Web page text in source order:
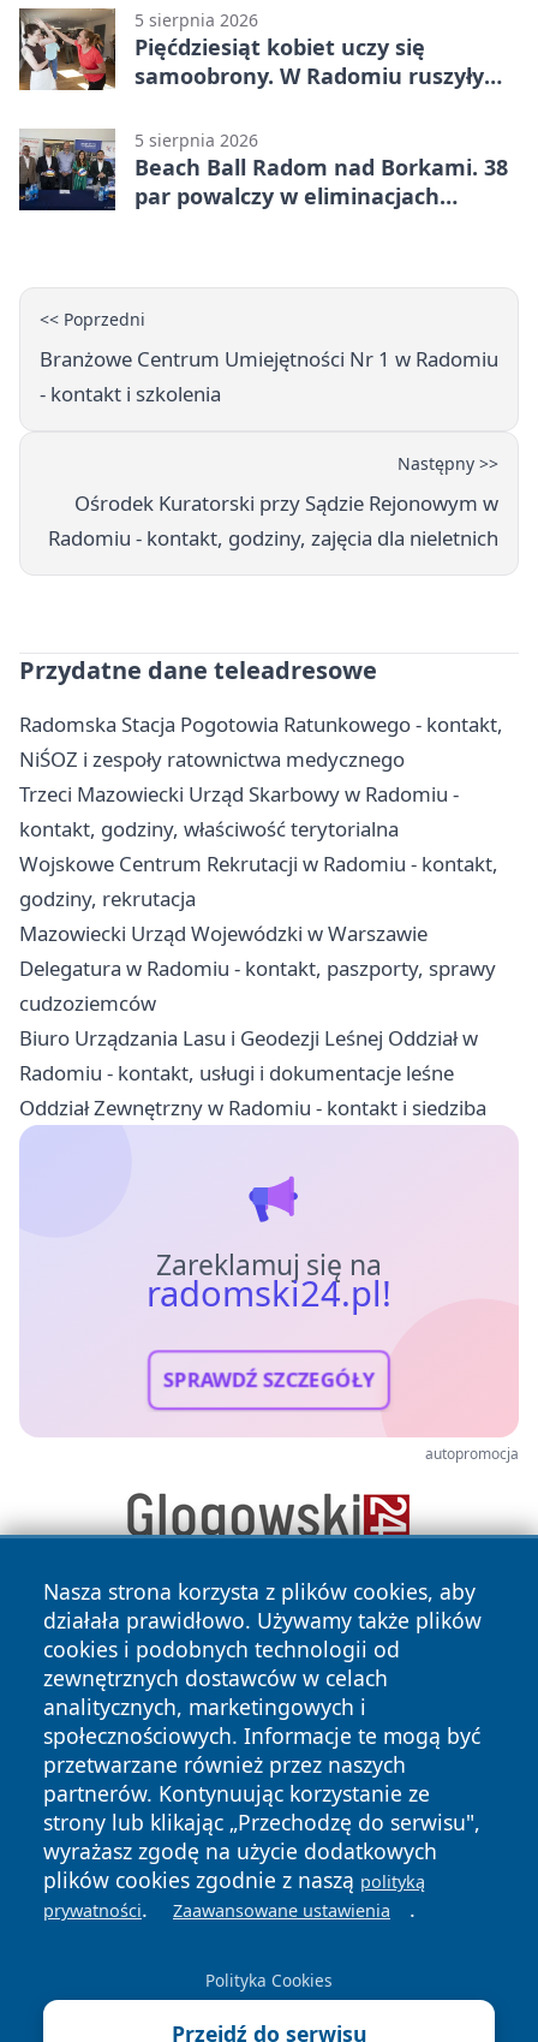
5 sierpnia 2026
Pięćdziesiąt kobiet uczy się
samoobrony. W Radomiu ruszyły
5 sierpnia 2026
Beach Ball Radom nad Borkami. 38
par powalczy w eliminacjach
<< Poprzedni
Branżowe Centrum Umiejętności Nr 1 w Radomiu
- kontakt i szkolenia
Następny >>
Ośrodek Kuratorski przy Sądzie Rejonowym w
Radomiu - kontakt, godziny, zajęcia dla nieletnich
Przydatne dane teleadresowe
Radomska Stacja Pogotowia Ratunkowego - kontakt,
NiŚOZ i zespoły ratownictwa medycznego
Trzeci Mazowiecki Urząd Skarbowy w Radomiu -
kontakt, godziny, właściwość terytorialna
Wojskowe Centrum Rekrutacji w Radomiu - kontakt,
godziny, rekrutacja
Mazowiecki Urząd Wojewódzki w Warszawie
Delegatura w Radomiu - kontakt, paszporty, sprawy
cudzoziemców
Biuro Urządzania Lasu i Geodezji Leśnej Oddział w
Radomiu - kontakt, usługi i dokumentacje leśne
Oddział Zewnętrzny w Radomiu - kontakt i siedziba
Zareklamuj się na
radomski24.pl!
SPRAWDŹ SZCZEGÓŁY
autopromocja
Nasza strona korzysta z plików cookies, aby
działała prawidłowo. Używamy także plików
cookies i podobnych technologii od
zewnętrznych dostawców w celach
analitycznych, marketingowych i
społecznościowych. Informacje te mogą być
przetwarzane również przez naszych
partnerów. Kontynuując korzystanie ze
strony lub klikając „Przechodzę do serwisu",
wyrażasz zgodę na użycie dodatkowych
plików cookies zgodnie z naszą polityką
prywatności. Zaawansowane ustawienia .
Polityka Cookies
Przejdź do serwisu
Copyright © 2026 radomski24.pl Wszystkie prawa
zastrzeżone.
News Autorzy
Polityka
Prywatności
Polityka
Cookies